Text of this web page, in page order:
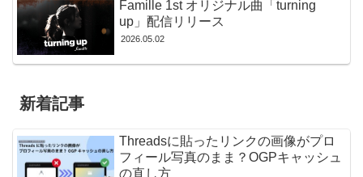
Famille 1st オリジナル曲「turning
up」配信リリース
2026.05.02
新着記事
Threadsに貼ったリンクの画像がプロ
フィール写真のまま？OGPキャッシュ
の直し方